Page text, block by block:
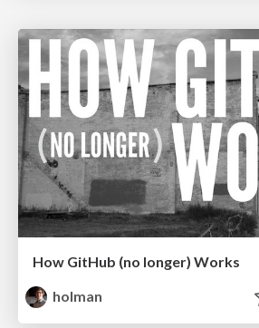
How GitHub (no longer) Works
holman